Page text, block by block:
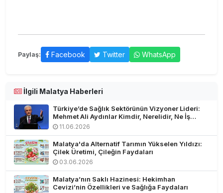
Paylaş: Facebook Twitter WhatsApp
İlgili Malatya Haberleri
Türkiye’de Sağlık Sektörünün Vizyoner Lideri:
Mehmet Ali Aydınlar Kimdir, Nerelidir, Ne İş
Yapar?
11.06.2026
Malatya'da Alternatif Tarımın Yükselen Yıldızı:
Çilek Üretimi, Çileğin Faydaları
03.06.2026
Malatya’nın Saklı Hazinesi: Hekimhan
Cevizi’nin Özellikleri ve Sağlığa Faydaları